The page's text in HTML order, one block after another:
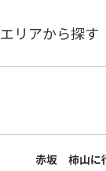
エリアから探す
赤坂 柿山に